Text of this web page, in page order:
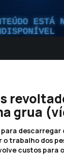
ESTÁ
grua
descarregar
trabalho dos
custos para